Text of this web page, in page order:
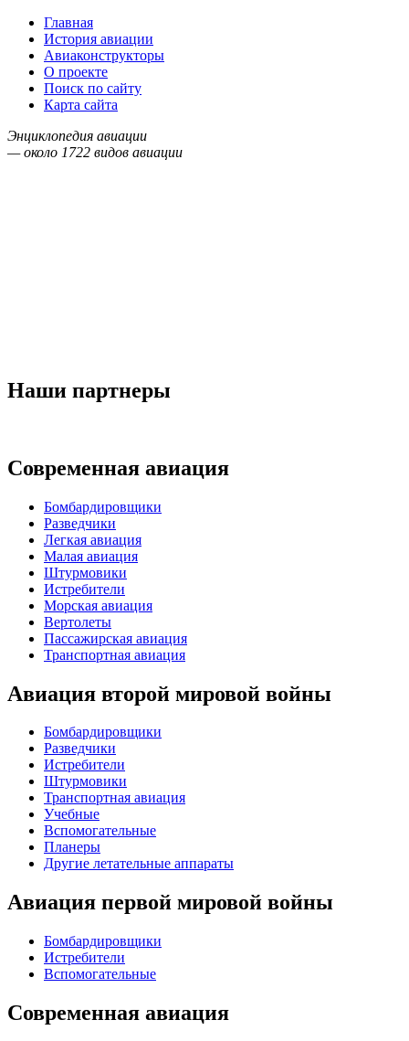
Главная
История авиации
Авиаконструкторы
О проекте
Поиск по сайту
Карта сайта
Энциклопедия авиации
— около 1722 видов авиации
Наши партнеры
Современная авиация
Бомбардировщики
Разведчики
Легкая авиация
Малая авиация
Штурмовики
Истребители
Морская авиация
Вертолеты
Пассажирская авиация
Транспортная авиация
Авиация второй мировой войны
Бомбардировщики
Разведчики
Истребители
Штурмовики
Транспортная авиация
Учебные
Вспомогательные
Планеры
Другие летательные аппараты
Авиация первой мировой войны
Бомбардировщики
Истребители
Вспомогательные
Современная авиация